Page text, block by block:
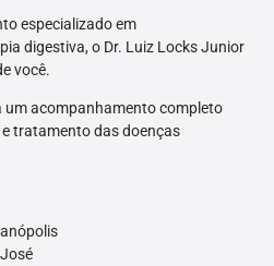
especializado em
digestiva, o Dr. Luiz Locks Junior
você.
um acompanhamento completo
tratamento das doenças